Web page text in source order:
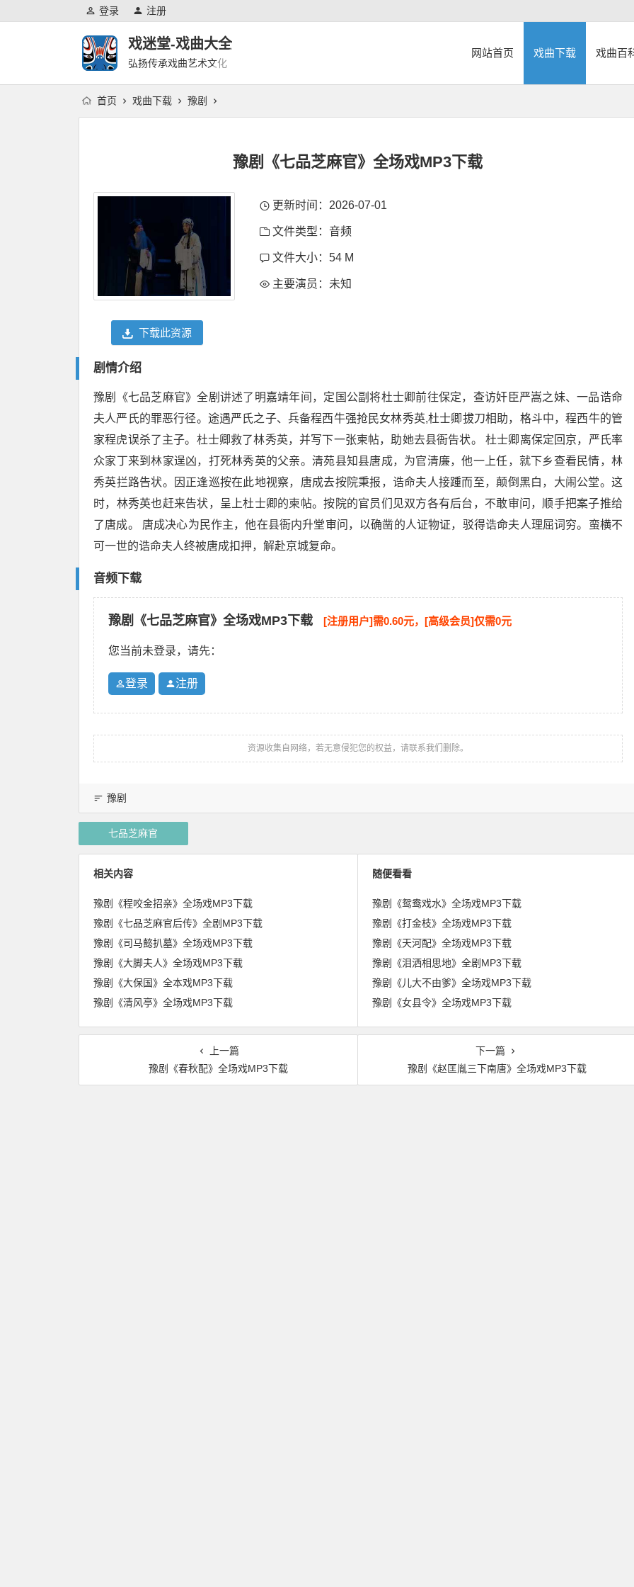
登录 注册
戏迷堂-戏曲大全
弘扬传承戏曲艺术文化
网站首页 戏曲下载 戏曲百
首页 戏曲下载 豫剧
豫剧《七品芝麻官》全场戏MP3下载
更新时间：2026-07-01
文件类型：音频
文件大小：54 M
主要演员：未知
下载此资源
剧情介绍
豫剧《七品芝麻官》全剧讲述了明嘉靖年间，定国公副将杜士卿前往保定，查访奸臣严嵩之妹、一品诰命
夫人严氏的罪恶行径。途遇严氏之子、兵备程西牛强抢民女林秀英,杜士卿拔刀相助，格斗中，程西牛的管
家程虎误杀了主子。杜士卿救了林秀英，并写下一张柬帖，助她去县衙告状。 杜士卿离保定回京，严氏率
众家丁来到林家逞凶，打死林秀英的父亲。清苑县知县唐成，为官清廉，他一上任，就下乡查看民情，林
秀英拦路告状。因正逢巡按在此地视察，唐成去按院秉报，诰命夫人接踵而至，颠倒黑白，大闹公堂。这
时，林秀英也赶来告状，呈上杜士卿的柬帖。按院的官员们见双方各有后台，不敢审问，顺手把案子推给
了唐成。 唐成决心为民作主，他在县衙内升堂审问，以确凿的人证物证，驳得诰命夫人理屈词穷。蛮横不
可一世的诰命夫人终被唐成扣押，解赴京城复命。
音频下载
豫剧《七品芝麻官》全场戏MP3下载 [注册用户]需0.60元，[高级会员]仅需0元
您当前未登录，请先：
登录 注册
资源收集自网络，若无意侵犯您的权益，请联系我们删除。
豫剧
七品芝麻官
相关内容
豫剧《程咬金招亲》全场戏MP3下载
豫剧《七品芝麻官后传》全剧MP3下载
豫剧《司马懿扒墓》全场戏MP3下载
豫剧《大脚夫人》全场戏MP3下载
豫剧《大保国》全本戏MP3下载
豫剧《清风亭》全场戏MP3下载
随便看看
豫剧《鸳鸯戏水》全场戏MP3下载
豫剧《打金枝》全场戏MP3下载
豫剧《天河配》全场戏MP3下载
豫剧《泪洒相思地》全剧MP3下载
豫剧《儿大不由爹》全场戏MP3下载
豫剧《女县令》全场戏MP3下载
上一篇
豫剧《春秋配》全场戏MP3下载
下一篇
豫剧《赵匡胤三下南唐》全场戏MP3下载